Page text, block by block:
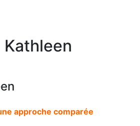
Kathleen
approche comparée